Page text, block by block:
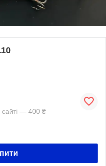
сайті — 400 ₴